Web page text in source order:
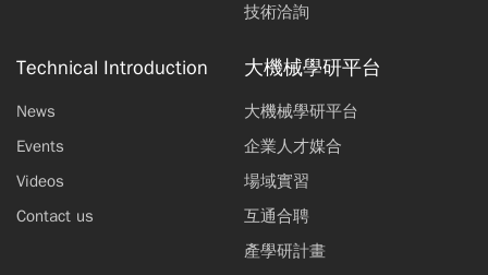
技術洽詢
Technical Introduction
News
Events
Videos
Contact us
大機械學研平台
大機械學研平台
企業人才媒合
場域實習
互通合聘
產學研計畫